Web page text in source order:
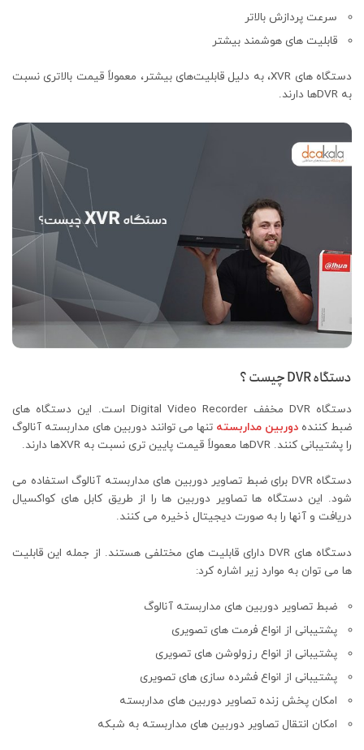
سرعت پردازش بالاتر
قابلیت‌ های هوشمند بیشتر
دستگاه های XVR، به دلیل قابلیت‌های بیشتر، معمولاً قیمت بالاتری نسبت
به DVRها دارند.
دستگاه DVR چیست ؟
دستگاه DVR مخفف Digital Video Recorder است. این دستگاه‌ های
ضبط کننده دوربین‌ مداربسته تنها می‌ توانند دوربین‌ های مداربسته آنالوگ
را پشتیبانی کنند. DVRها معمولاً قیمت پایین‌ تری نسبت به XVRها دارند.
دستگاه DVR برای ضبط تصاویر دوربین‌ های مداربسته آنالوگ استفاده می‌
شود. این دستگاه‌ ها تصاویر دوربین‌ ها را از طریق کابل‌ های کواکسیال
دریافت و آنها را به صورت دیجیتال ذخیره می‌ کنند.
دستگاه‌ های DVR دارای قابلیت‌ های مختلفی هستند. از جمله این قابلیت‌
ها می‌ توان به موارد زیر اشاره کرد:
ضبط تصاویر دوربین‌ های مداربسته آنالوگ
پشتیبانی از انواع فرمت‌ های تصویری
پشتیبانی از انواع رزولوشن‌ های تصویری
پشتیبانی از انواع فشرده‌ سازی‌ های تصویری
امکان پخش زنده تصاویر دوربین‌ های مداربسته
امکان انتقال تصاویر دوربین‌ های مداربسته به شبکه